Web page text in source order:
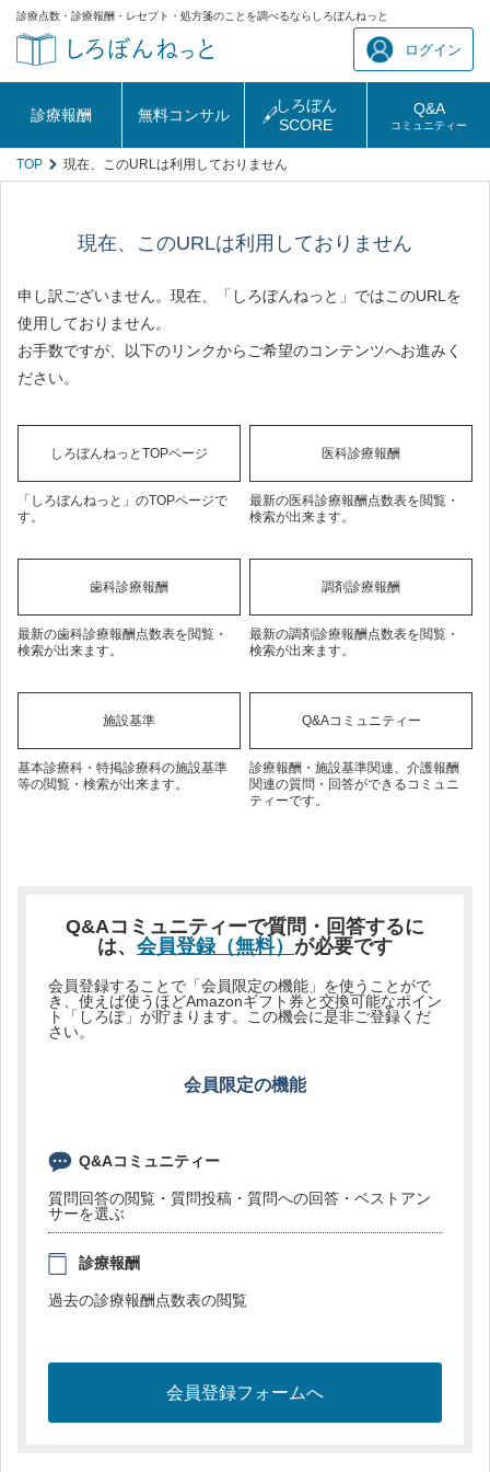
診療点数・診療報酬・レセプト・処方箋のことを調べるならしろぼんねっと
ログイン
診療報酬 無料コンサル
しろぼん
SCORE
Q&A
コミュニティー
TOP 現在、このURLは利用しておりません
現在、このURLは利用しておりません
申し訳ございません。現在、「しろぼんねっと」ではこのURLを
使用しておりません。
お手数ですが、以下のリンクからご希望のコンテンツへお進みく
ださい。
しろぼんねっとTOPページ
「しろぼんねっと」のTOPページで
す。
医科診療報酬
最新の医科診療報酬点数表を閲覧・
検索が出来ます。
歯科診療報酬
最新の歯科診療報酬点数表を閲覧・
検索が出来ます。
調剤診療報酬
最新の調剤診療報酬点数表を閲覧・
検索が出来ます。
施設基準
基本診療科・特掲診療科の施設基準
等の閲覧・検索が出来ます。
Q&Aコミュニティー
診療報酬・施設基準関連、介護報酬
関連の質問・回答ができるコミュニ
ティーです。
Q&Aコミュニティーで質問・回答するに
は、 会員登録（無料） が必要です
会員登録することで「会員限定の機能」を使うことがで
き、使えば使うほどAmazonギフト券と交換可能なポイン
ト「しろぽ」が貯まります。この機会に是非ご登録くだ
さい。
会員限定の機能
Q&Aコミュニティー
質問回答の閲覧・質問投稿・質問への回答・ベストアン
サーを選ぶ
診療報酬
過去の診療報酬点数表の閲覧
会員登録フォームへ